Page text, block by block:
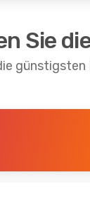
Sie